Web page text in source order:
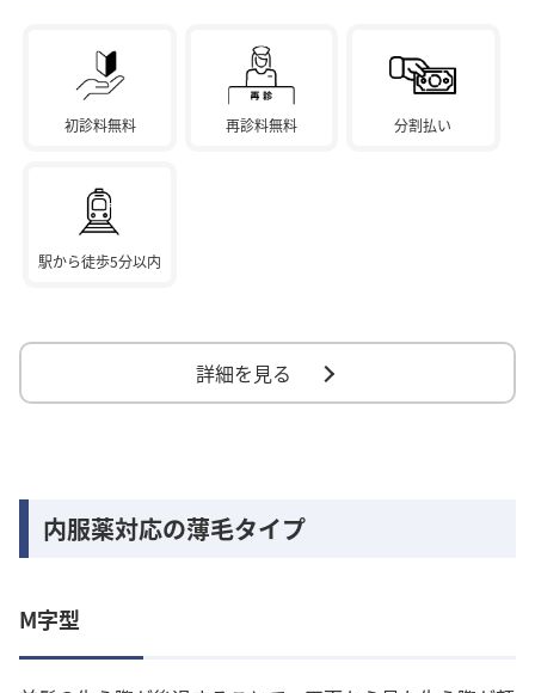
初診料無料 再診料無料 分割払い
駅から徒歩5分以内
詳細を見る
内服薬対応の薄毛タイプ
M字型